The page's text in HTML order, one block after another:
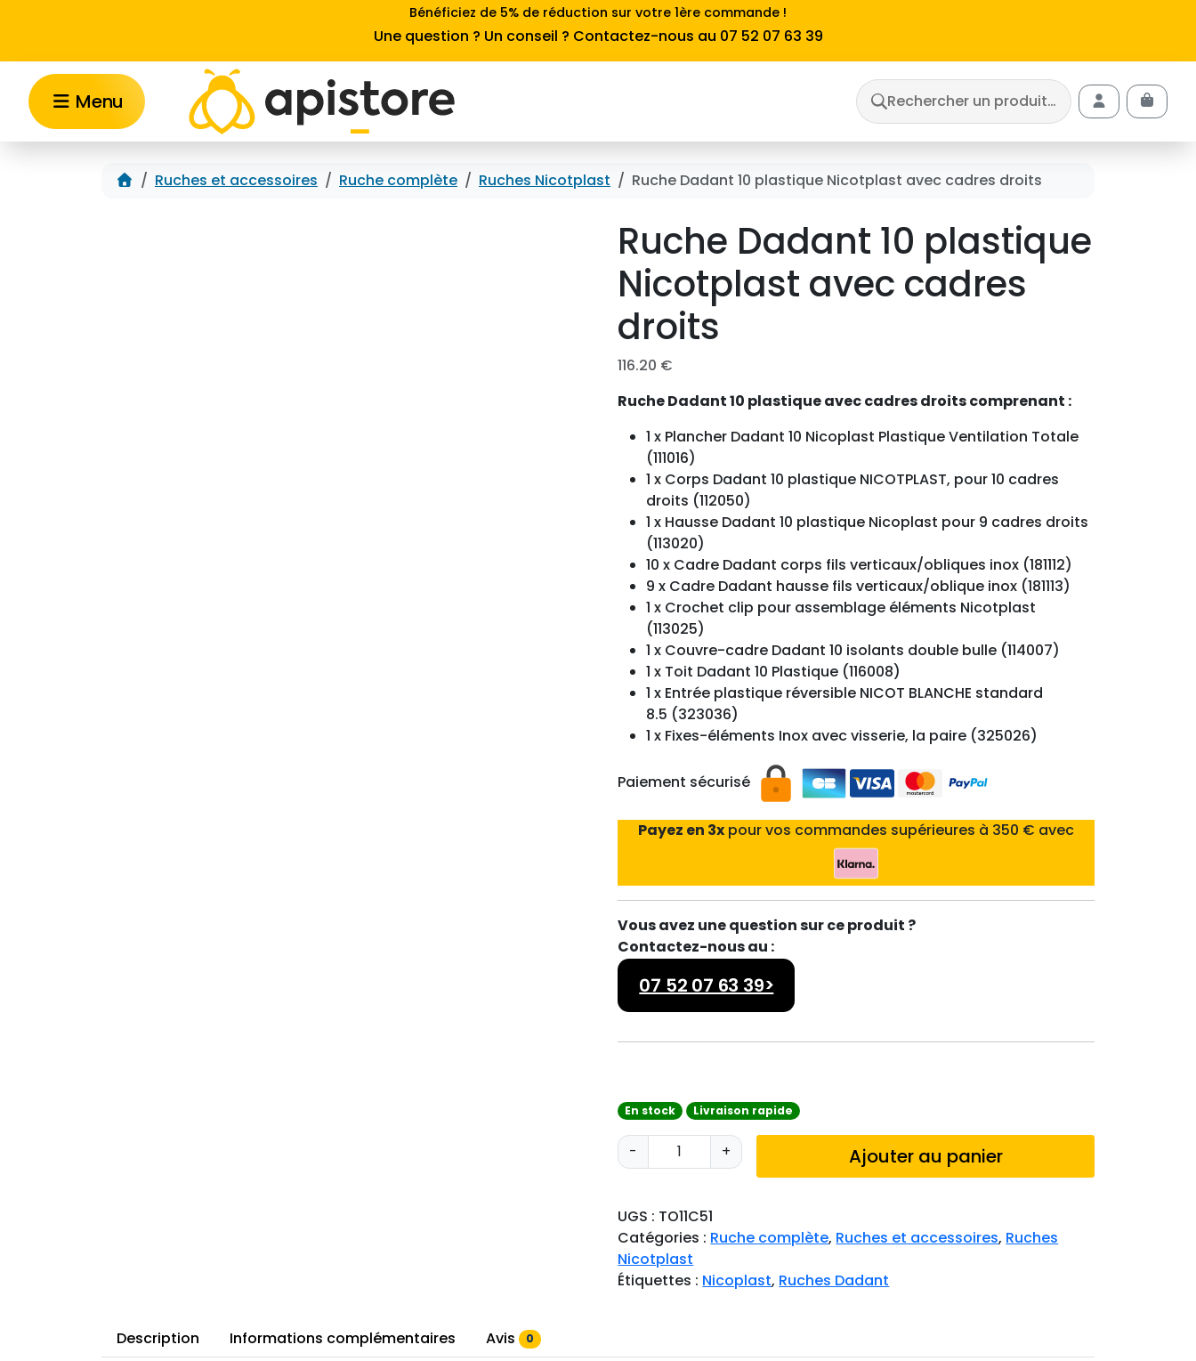
Bénéficiez de 5% de réduction sur votre 1ère commande !
Une question ? Un conseil ? Contactez-nous au 07 52 07 63 39
Menu
Rechercher un produit…
Account
Cart
Accueil
Ruches et accessoires Ruche complète Ruches Nicotplast Ruche Dadant 10 plastique Nicotplast avec cadres droits
Ruche Dadant 10 plastique
Nicotplast avec cadres
droits
116.20 €
Ruche Dadant 10 plastique avec cadres droits comprenant :
1 x Plancher Dadant 10 Nicoplast Plastique Ventilation Totale
(111016)
1 x Corps Dadant 10 plastique NICOTPLAST, pour 10 cadres
droits (112050)
1 x Hausse Dadant 10 plastique Nicoplast pour 9 cadres droits
(113020)
10 x Cadre Dadant corps fils verticaux/obliques inox (181112)
9 x Cadre Dadant hausse fils verticaux/oblique inox (181113)
1 x Crochet clip pour assemblage éléments Nicotplast
(113025)
1 x Couvre-cadre Dadant 10 isolants double bulle (114007)
1 x Toit Dadant 10 Plastique (116008)
1 x Entrée plastique réversible NICOT BLANCHE standard
8.5 (323036)
1 x Fixes-éléments Inox avec visserie, la paire (325026)
Paiement sécurisé
Payez en 3x pour vos commandes supérieures à 350 € avec
Vous avez une question sur ce produit ?
Contactez-nous au :
07 52 07 63 39>
En stock Livraison rapide
-
q
u
n
t
i
t
+ Ajouter au panier
UGS : TO11C51
Catégories : Ruche complète, Ruches et accessoires, Ruches
Nicotplast
Étiquettes : Nicoplast, Ruches Dadant
Description Informations complémentaires Avis 0